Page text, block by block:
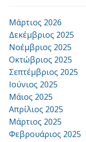
Μάρτιος 2026
Δεκέμβριος 2025
Νοέμβριος 2025
Οκτώβριος 2025
Σεπτέμβριος 2025
Ιούνιος 2025
Μάιος 2025
Απρίλιος 2025
Μάρτιος 2025
Φεβρουάριος 2025